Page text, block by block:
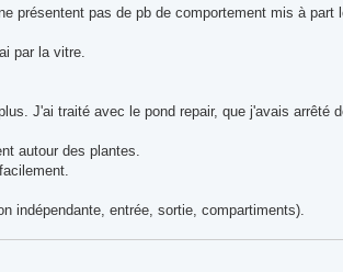
présentent pas de pb de comportement mis à part
par la vitre.
J'ai traité avec le pond repair, que j'avais arrêté
autour des plantes.
indépendante, entrée, sortie, compartiments).